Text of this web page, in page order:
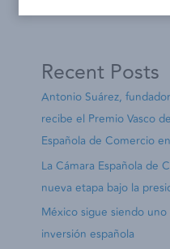
Recent Posts
Antonio Suárez,
recibe el Premio Vasco
Española de Comercio
La Cámara Española de
nueva etapa bajo la
México sigue siendo
inversión española